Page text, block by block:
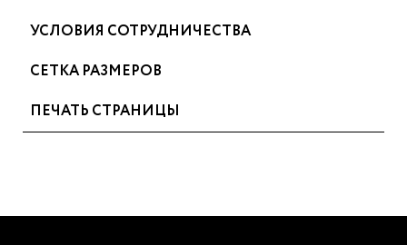
УСЛОВИЯ СОТРУДНИЧЕСТВА
СЕТКА РАЗМЕРОВ
ПЕЧАТЬ СТРАНИЦЫ